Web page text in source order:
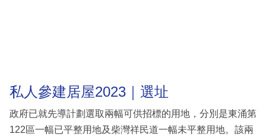
私人參建居屋2023｜選址
政府已就先導計劃選取兩幅可供招標的用地，分別是東涌第
122區一幅已平整用地及柴灣祥民道一幅未平整用地。該兩